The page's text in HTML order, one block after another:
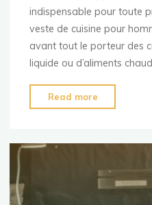
indispensable pour toute
veste de cuisine pour
avant tout le porteur des
liquide ou d’aliments
Read more
sa
de
pour